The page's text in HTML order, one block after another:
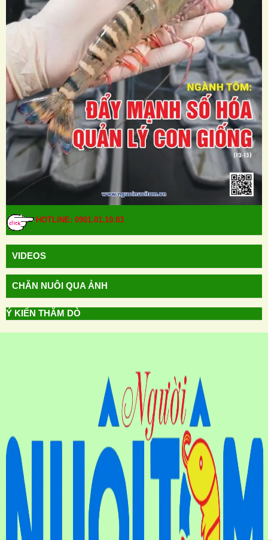
HOTLINE: 0901.01.10.83
VIDEOS
CHĂN NUÔI QUA ẢNH
Ý KIẾN THĂM DÒ